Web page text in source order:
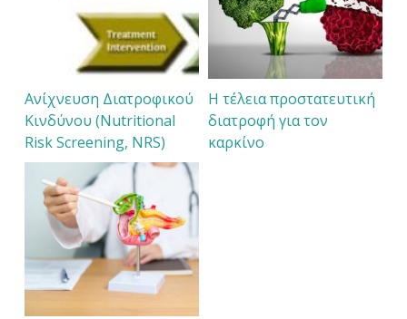
Ανίχνευση Διατροφικού
Κινδύνου (Nutritional
Risk Screening, NRS)
Η τέλεια προστατευτική
διατροφή για τον
καρκίνο